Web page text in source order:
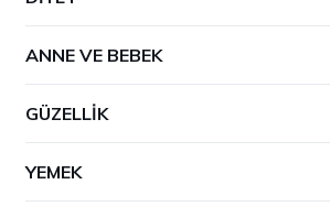
ANNE VE BEBEK
GÜZELLIK
YEMEK